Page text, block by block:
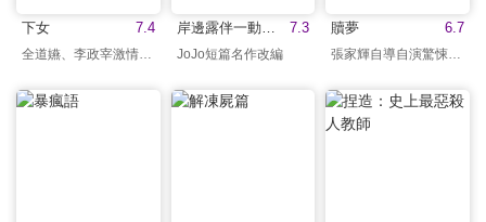
7.4
下女
全道嬿、李政宰激情演出
7.3
岸邊露伴一動也不動 懺悔室
JoJo短篇名作改編
6.7
贖夢
張家輝自導自演驚悚新作